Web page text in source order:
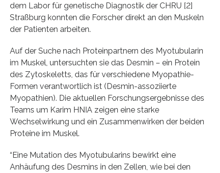
dem Labor für genetische Diagnostik der CHRU [2]
Straßburg konnten die Forscher direkt an den Muskeln
der Patienten arbeiten.
Auf der Suche nach Proteinpartnern des Myotubularin
im Muskel, untersuchten sie das Desmin – ein Protein
des Zytoskeletts, das für verschiedene Myopathie-
Formen verantwortlich ist (Desmin-assoziierte
Myopathien). Die aktuellen Forschungsergebnisse des
Teams um Karim HNIA zeigen eine starke
Wechselwirkung und ein Zusammenwirken der beiden
Proteine im Muskel.
“Eine Mutation des Myotubularins bewirkt eine
Anhäufung des Desmins in den Zellen, wie bei den